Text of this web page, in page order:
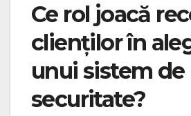
Ce rol joacă
clienților în
unui sistem de
securitate?